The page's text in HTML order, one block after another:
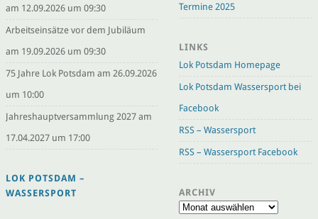
am 12.09.2026 um 09:30
Arbeitseinsätze vor dem Jubiläum
am 19.09.2026 um 09:30
75 Jahre Lok Potsdam am 26.09.2026
um 10:00
Jahreshauptversammlung 2027 am
17.04.2027 um 17:00
LOK POTSDAM –
WASSERSPORT
Termine 2025
LINKS
Lok Potsdam Homepage
Lok Potsdam Wassersport bei
Facebook
RSS – Wassersport
RSS – Wassersport Facebook
ARCHIV
Archiv